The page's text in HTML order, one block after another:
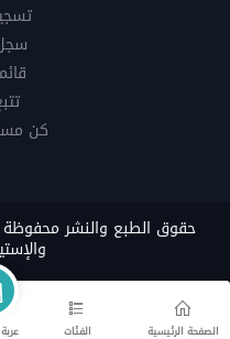
كن
الصفحة الرئيسية الفئات